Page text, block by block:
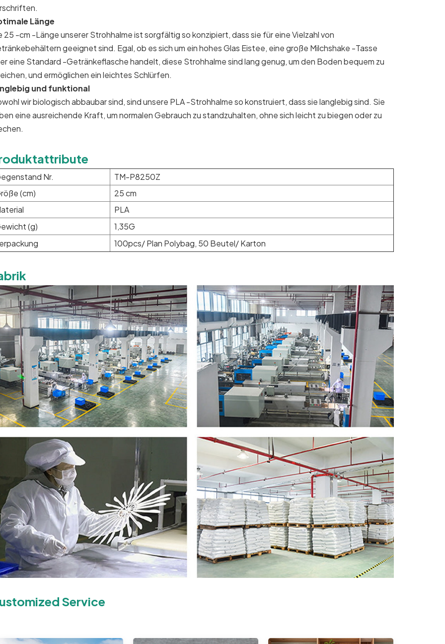
Länge
25 -cm -Länge unserer Strohhalme ist sorgfältig so konzipiert, dass sie für eine Vielzahl von
geeignet sind. Egal, ob es sich um ein hohes Glas Eistee, eine große Milchshake -Tasse
eine Standard -Getränkeflasche handelt, diese Strohhalme sind lang genug, um den Boden bequem zu
und ermöglichen ein leichtes Schlürfen.
und funktional
wir biologisch abbaubar sind, sind unsere PLA -Strohhalme so konstruiert, dass sie langlebig sind. Sie
eine ausreichende Kraft, um normalen Gebrauch zu standzuhalten, ohne sich leicht zu biegen oder zu
Nr.
TM-P8250Z
(cm)
25 cm
PLA
(g)
1,35G
100pcs/ Plan Polybag, 50 Beutel/ Karton
Service